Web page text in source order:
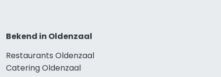
Bekend in Oldenzaal
Restaurants Oldenzaal
Catering Oldenzaal